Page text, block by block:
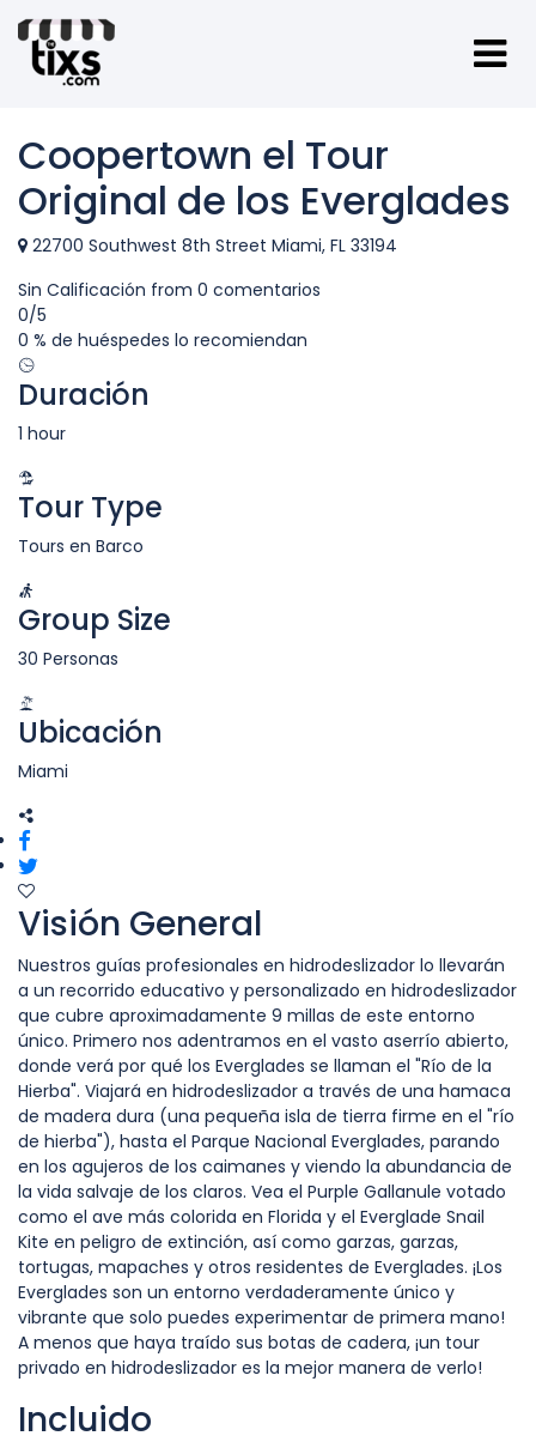
Coopertown el Tour
Original de los Everglades
22700 Southwest 8th Street Miami, FL 33194
Sin Calificación from 0 comentarios
0/5
0 % de huéspedes lo recomiendan
Duración
1 hour
Tour Type
Tours en Barco
Group Size
30 Personas
Ubicación
Miami
Visión General
Nuestros guías profesionales en hidrodeslizador lo llevarán
a un recorrido educativo y personalizado en hidrodeslizador
que cubre aproximadamente 9 millas de este entorno
único. Primero nos adentramos en el vasto aserrío abierto,
donde verá por qué los Everglades se llaman el "Río de la
Hierba". Viajará en hidrodeslizador a través de una hamaca
de madera dura (una pequeña isla de tierra firme en el "río
de hierba"), hasta el Parque Nacional Everglades, parando
en los agujeros de los caimanes y viendo la abundancia de
la vida salvaje de los claros. Vea el Purple Gallanule votado
como el ave más colorida en Florida y el Everglade Snail
Kite en peligro de extinción, así como garzas, garzas,
tortugas, mapaches y otros residentes de Everglades. ¡Los
Everglades son un entorno verdaderamente único y
vibrante que solo puedes experimentar de primera mano!
A menos que haya traído sus botas de cadera, ¡un tour
privado en hidrodeslizador es la mejor manera de verlo!
Incluido